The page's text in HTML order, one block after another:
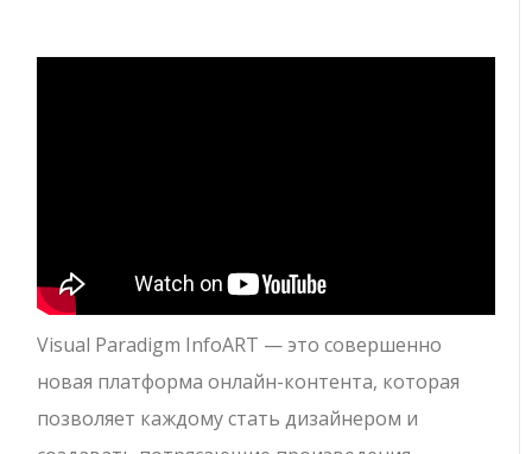
Visual Paradigm InfoART — это совершенно
новая платформа онлайн-контента, которая
позволяет каждому стать дизайнером и